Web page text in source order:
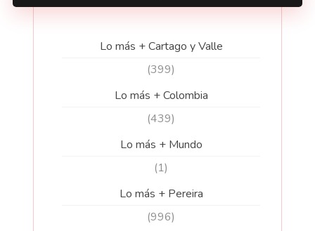
Lo más + Cartago y Valle
(399)
Lo más + Colombia
(439)
Lo más + Mundo
(1)
Lo más + Pereira
(996)